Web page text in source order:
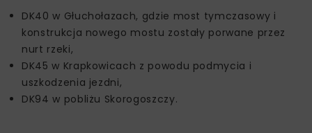
DK40 w Głuchołazach, gdzie most tymczasowy i
konstrukcja nowego mostu zostały porwane przez
nurt rzeki,
DK45 w Krapkowicach z powodu podmycia i
uszkodzenia jezdni,
DK94 w pobliżu Skorogoszczy.